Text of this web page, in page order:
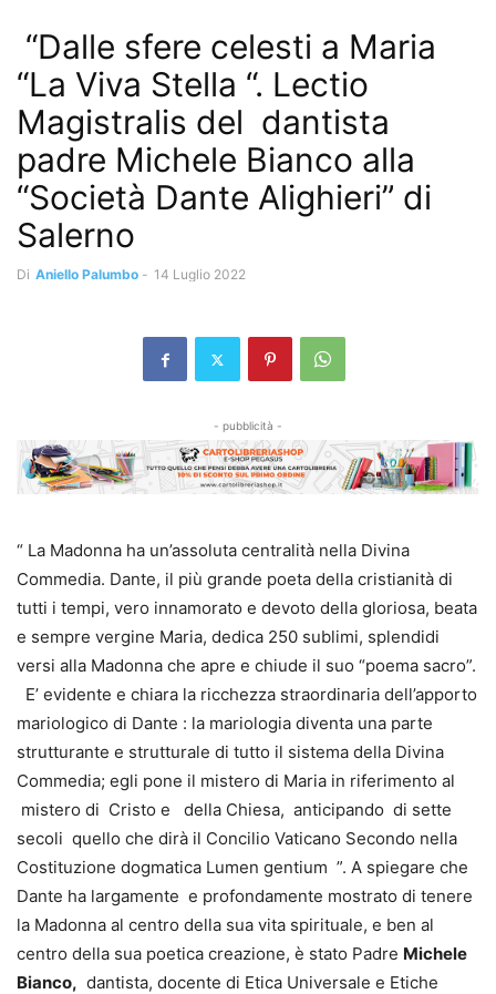
“Dalle sfere celesti a Maria
“La Viva Stella “. Lectio
Magistralis del dantista
padre Michele Bianco alla
“Società Dante Alighieri” di
Salerno
Di Aniello Palumbo - 14 Luglio 2022
- pubblicità -
“ La Madonna ha un’assoluta centralità nella Divina
Commedia. Dante, il più grande poeta della cristianità di
tutti i tempi, vero innamorato e devoto della gloriosa, beata
e sempre vergine Maria, dedica 250 sublimi, splendidi
versi alla Madonna che apre e chiude il suo “poema sacro”.
E’ evidente e chiara la ricchezza straordinaria dell’apporto
mariologico di Dante : la mariologia diventa una parte
strutturante e strutturale di tutto il sistema della Divina
Commedia; egli pone il mistero di Maria in riferimento al
mistero di Cristo e della Chiesa, anticipando di sette
secoli quello che dirà il Concilio Vaticano Secondo nella
Costituzione dogmatica Lumen gentium ”. A spiegare che
Dante ha largamente e profondamente mostrato di tenere
la Madonna al centro della sua vita spirituale, e ben al
centro della sua poetica creazione, è stato Padre Michele
Bianco, dantista, docente di Etica Universale e Etiche